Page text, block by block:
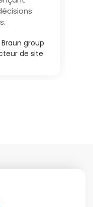
Braun group
de site